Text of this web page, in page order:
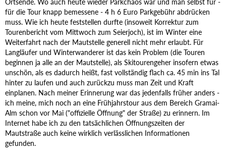
für die Tour knapp bemessene - 4 h 6 Euro Parkgebühr abdrücken
muss. Wie ich heute feststellen durfte (insoweit Korrektur zum
Tourenbericht vom Mittwoch zum Seierjoch), ist im Winter eine
Weiterfahrt nach der Mautstelle generell nicht mehr erlaubt. Für
Langläufer und Winterwanderer ist das kein Problem (die Touren
beginnen ja alle an der Mautstelle), als Skitourengeher insofern etwas
unschön, als es dadurch heißt, fast vollständig flach ca. 45 min ins Tal
hinter zu laufen und auch zurückzu muss man Zeit und Kraft
einplanen. Nach meiner Erinnerung war das jedenfalls früher anders -
ich meine, mich noch an eine Frühjahrstour aus dem Bereich Gramai-
Alm schon vor Mai ("offizielle Öffnung" der Straße) zu erinnern. Im
Internet habe ich zu den tatsächlichen Öffnungszeiten der
Mautstraße auch keine wirklich verlässlichen Informationen
gefunden.